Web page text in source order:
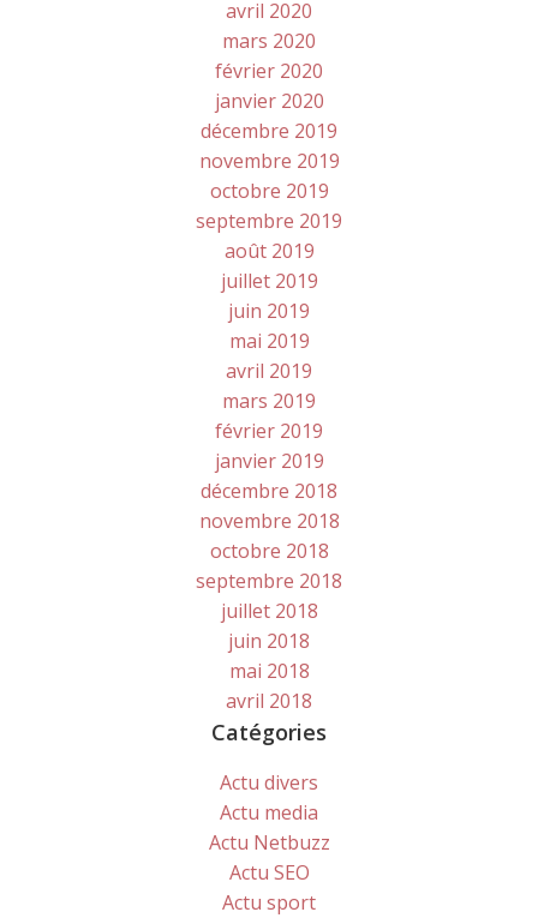
avril 2020
mars 2020
février 2020
janvier 2020
décembre 2019
novembre 2019
octobre 2019
septembre 2019
août 2019
juillet 2019
juin 2019
mai 2019
avril 2019
mars 2019
février 2019
janvier 2019
décembre 2018
novembre 2018
octobre 2018
septembre 2018
juillet 2018
juin 2018
mai 2018
avril 2018
Catégories
Actu divers
Actu media
Actu Netbuzz
Actu SEO
Actu sport